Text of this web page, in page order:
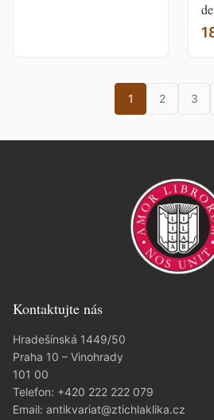
1 2 3
Kontaktujte nás
Hradešínská 1449/50
Praha 10 – Vinohrady
101 00
Telefon: +420 222 222 079
Email: antikvariat@ztichlaklika.cz